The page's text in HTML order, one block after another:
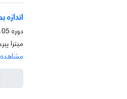
دوره 05، شماره 1، خرداد 1393، صفحه
میترا